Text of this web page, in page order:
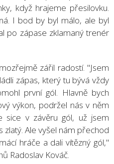
když hrajeme přesilovku.
I bod by byl málo, ale byl
po zápase zklamaný trenér
zářil radostí. "Jsem
zápas, který tu bývá vždy
první gól. Hlavně bych
výkon, podržel nás v něm
sice v závěru gól, už jsem
zlatý. Ale vyšel nám přechod
hráče a dali vítězný gól,"
Radoslav Kováč.